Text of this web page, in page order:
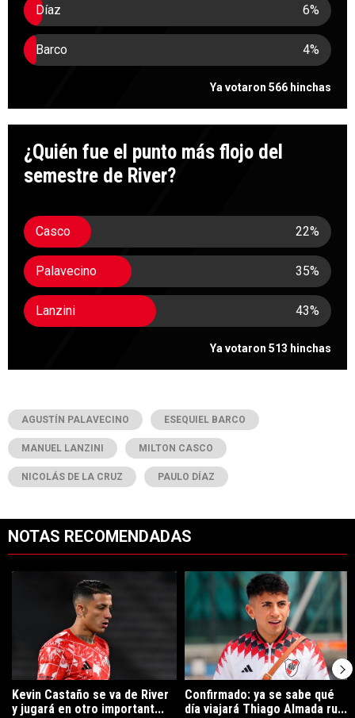
Díaz 6%
Barco 4%
Ya votaron 566 hinchas
¿Quién fue el punto más flojo del
semestre de River?
Casco 22%
Palavecino 35%
Lanzini 43%
Ya votaron 513 hinchas
AGUSTÍN PALAVECINO ESEQUIEL BARCO
MANUEL LANZINI MILTON CASCO
NICOLÁS DE LA CRUZ PAULO DÍAZ
NOTAS RECOMENDADAS
Un artículo de tendencia con el título "Kevin Castaño se va de
Kevin Castaño se va de River
y jugará en otro important...
Un artículo de tendencia con el
Confirmado: ya se sabe qué
día viajará Thiago Almada ru...